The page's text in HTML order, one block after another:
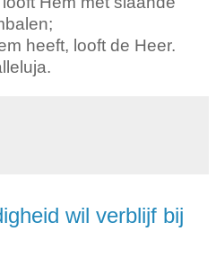
heeft, looft de Heer.
wil verblijf bij